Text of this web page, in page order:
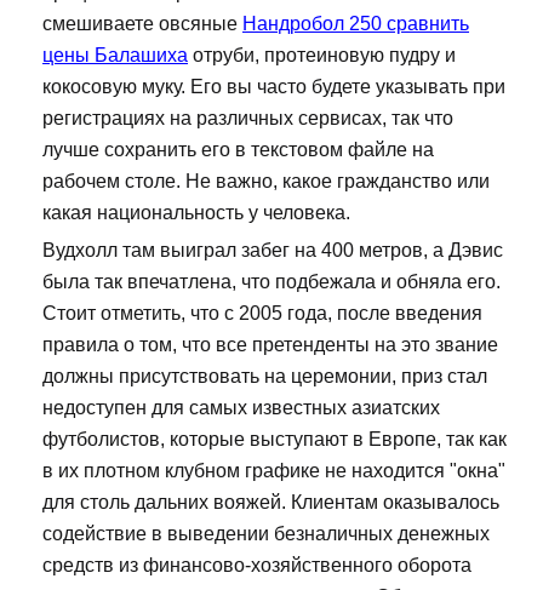
смешиваете овсяные Нандробол 250 сравнить
цены Балашиха отруби, протеиновую пудру и
кокосовую муку. Его вы часто будете указывать при
регистрациях на различных сервисах, так что
лучше сохранить его в текстовом файле на
рабочем столе. Не важно, какое гражданство или
какая национальность у человека.
Вудхолл там выиграл забег на 400 метров, а Дэвис
была так впечатлена, что подбежала и обняла его.
Стоит отметить, что с 2005 года, после введения
правила о том, что все претенденты на это звание
должны присутствовать на церемонии, приз стал
недоступен для самых известных азиатских
футболистов, которые выступают в Европе, так как
в их плотном клубном графике не находится "окна"
для столь дальних вояжей. Клиентам оказывалось
содействие в выведении безналичных денежных
средств из финансово-хозяйственного оборота